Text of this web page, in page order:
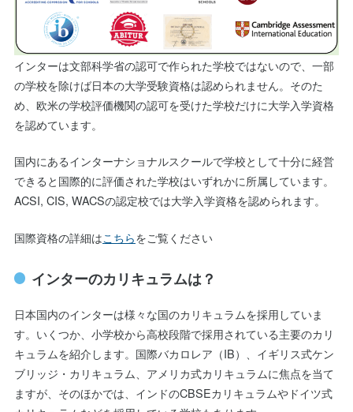
インターは文部科学省の認可で作られた学校ではないので、一部
の学校を除けば日本の大学受験資格は認められません。そのた
め、欧米の学校評価機関の認可を受けた学校だけに大学入学資格
を認めています。
国内にあるインターナショナルスクールで学校として十分に経営
できると国際的に評価された学校はいずれかに所属しています。
ACSI, CIS, WACSの認定校では大学入学資格を認められます。
国際資格の詳細はこちらをご覧ください
インターのカリキュラムは？
日本国内のインターは様々な国のカリキュラムを採用していま
す。いくつか、小学校から高校段階で採用されている主要のカリ
キュラムを紹介します。国際バカロレア（IB）、イギリス式ケン
ブリッジ・カリキュラム、アメリカ式カリキュラムに焦点を当て
ますが、そのほかでは、インドのCBSEカリキュラムやドイツ式